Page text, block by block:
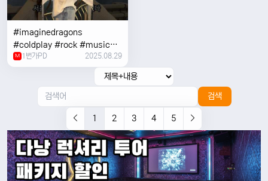
#imaginedragons
#coldplay #rock #music
#concert
M 1번가PD 2025.08.29
검색
1 2 3 4 5